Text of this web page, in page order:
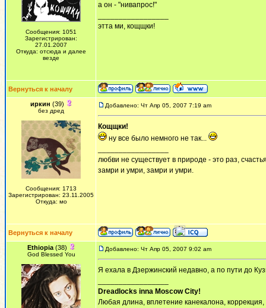
Сообщения: 1051
Зарегистрирован:
27.01.2007
Откуда: отсюда и далее
везде
а он - "нивапрос!"
этта ми, кощщки!
Вернуться к началу
иркин (39)
без дред
Сообщения: 1713
Зарегистрирован: 23.11.2005
Откуда: мо
Добавлено: Чт Апр 05, 2007 7:19 am
Кощщки!
ну все было немного не так...
любви не существует в природе - это раз,
замри и умри, замри и умри.
Вернуться к началу
Ethiopia(38)
God Blessed You
Добавлено: Чт Апр 05, 2007 9:02 am
Я ехала в Дзержинский недавно, а по пути до
Dreadlocks inna Moscow Сity!
Любая длина, вплетение канекалона,